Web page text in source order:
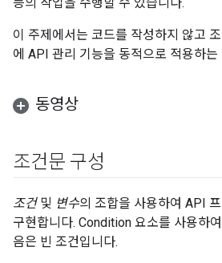
이 주제에서는 코드를 작성하지 않고
에 API 관리 기능을 동적으로 적용하는
동영상
조건문 구성
조건및 변수의 조합을 사용하여 API
구현합니다. Condition 요소를 사용하
음은 빈 조건입니다.